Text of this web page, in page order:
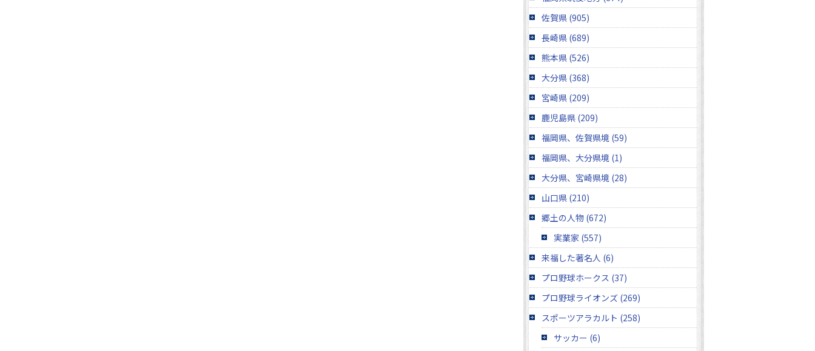
佐賀県 (905)
長崎県 (689)
熊本県 (526)
大分県 (368)
宮崎県 (209)
鹿児島県 (209)
福岡県、佐賀県境 (59)
福岡県、大分県境 (1)
大分県、宮崎県境 (28)
山口県 (210)
郷土の人物 (672)
実業家 (557)
来福した著名人 (6)
プロ野球ホークス (37)
プロ野球ライオンズ (269)
スポーツアラカルト (258)
サッカー (6)